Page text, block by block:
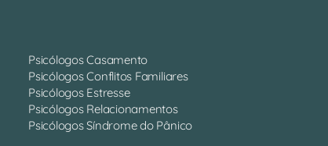
Psicólogos Casamento
Psicólogos Conflitos Familiares
Psicólogos Estresse
Psicólogos Relacionamentos
Psicólogos Síndrome do Pânico